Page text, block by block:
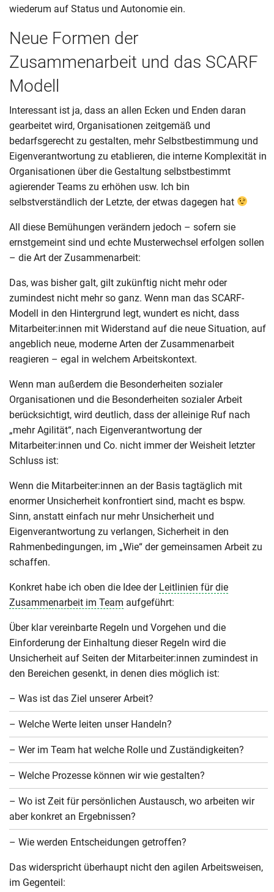
wiederum auf Status und Autonomie ein.
Neue Formen der
Zusammenarbeit und das SCARF
Modell
Interessant ist ja, dass an allen Ecken und Enden daran
gearbeitet wird, Organisationen zeitgemäß und
bedarfsgerecht zu gestalten, mehr Selbstbestimmung und
Eigenverantwortung zu etablieren, die interne Komplexität in
Organisationen über die Gestaltung selbstbestimmt
agierender Teams zu erhöhen usw. Ich bin
selbstverständlich der Letzte, der etwas dagegen hat
All diese Bemühungen verändern jedoch – sofern sie
ernstgemeint sind und echte Musterwechsel erfolgen sollen
– die Art der Zusammenarbeit:
Das, was bisher galt, gilt zukünftig nicht mehr oder
zumindest nicht mehr so ganz. Wenn man das SCARF-
Modell in den Hintergrund legt, wundert es nicht, dass
Mitarbeiter:innen mit Widerstand auf die neue Situation, auf
angeblich neue, moderne Arten der Zusammenarbeit
reagieren – egal in welchem Arbeitskontext.
Wenn man außerdem die Besonderheiten sozialer
Organisationen und die Besonderheiten sozialer Arbeit
berücksichtigt, wird deutlich, dass der alleinige Ruf nach
„mehr Agilität“, nach Eigenverantwortung der
Mitarbeiter:innen und Co. nicht immer der Weisheit letzter
Schluss ist:
Wenn die Mitarbeiter:innen an der Basis tagtäglich mit
enormer Unsicherheit konfrontiert sind, macht es bspw.
Sinn, anstatt einfach nur mehr Unsicherheit und
Eigenverantwortung zu verlangen, Sicherheit in den
Rahmenbedingungen, im „Wie“ der gemeinsamen Arbeit zu
schaffen.
Konkret habe ich oben die Idee der Leitlinien für die
Zusammenarbeit im Team aufgeführt:
Über klar vereinbarte Regeln und Vorgehen und die
Einforderung der Einhaltung dieser Regeln wird die
Unsicherheit auf Seiten der Mitarbeiter:innen zumindest in
den Bereichen gesenkt, in denen dies möglich ist:
– Was ist das Ziel unserer Arbeit?
– Welche Werte leiten unser Handeln?
– Wer im Team hat welche Rolle und Zuständigkeiten?
– Welche Prozesse können wir wie gestalten?
– Wo ist Zeit für persönlichen Austausch, wo arbeiten wir
aber konkret an Ergebnissen?
– Wie werden Entscheidungen getroffen?
Das widerspricht überhaupt nicht den agilen Arbeitsweisen,
im Gegenteil: